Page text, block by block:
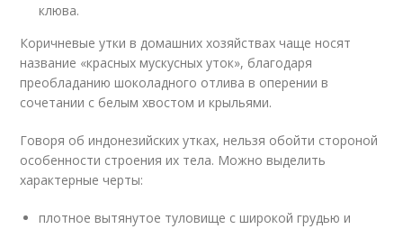
клюва.
Коричневые утки в домашних хозяйствах чаще носят
название «красных мускусных уток», благодаря
преобладанию шоколадного отлива в оперении в
сочетании с белым хвостом и крыльями.
Говоря об индонезийских утках, нельзя обойти стороной
особенности строения их тела. Можно выделить
характерные черты:
плотное вытянутое туловище с широкой грудью и